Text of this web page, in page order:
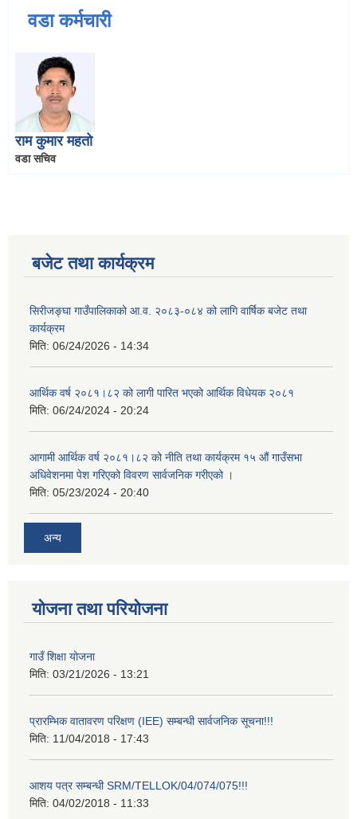
वडा कर्मचारी
राम कुमार महतो
वडा सचिव
बजेट तथा कार्यक्रम
सिरीजङ्घा गाउँपालिकाको आ.व. २०८३-०८४ को लागि वार्षिक बजेट तथा
कार्यक्रम
मिति: 06/24/2026 - 14:34
आर्थिक वर्ष २०८१।८२ को लागी पारित भएको आर्थिक विधेयक २०८१
मिति: 06/24/2024 - 20:24
आगामी आर्थिक वर्ष २०८१।८२ को नीति तथा कार्यक्रम १५ औं गाउँसभा
अधिवेशनमा पेश गरिएको विवरण सार्वजनिक गरीएको ।
मिति: 05/23/2024 - 20:40
अन्य
योजना तथा परियोजना
गाउँ शिक्षा योजना
मिति: 03/21/2026 - 13:21
प्रारम्भिक वातावरण परिक्षण (IEE) सम्बन्धी सार्वजनिक सूचना!!!
मिति: 11/04/2018 - 17:43
आशय पत्र सम्बन्धी SRM/TELLOK/04/074/075!!!
मिति: 04/02/2018 - 11:33